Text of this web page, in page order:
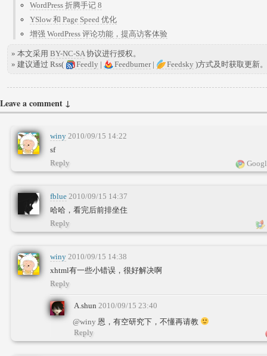
WordPress 折腾手记 8
YSlow 和 Page Speed 优化
增强 WordPress 评论功能，提高访客体验
» 本文采用 BY-NC-SA协议进行授权。
» 建议通过 Rss(
Feedly | Feedburner| Feedsky )方式及时获取更新。
Leave a comment ↓
winy 2010/09/15 14:22
sf
Reply
fblue 2010/09/15 14:37
哈哈，看完后前排坐住
Reply
winy 2010/09/15 14:38
xhtml有一些小错误，很好解决啊
Reply
A.shun 2010/09/15 23:40
@winy 恩，有空研究下，不懂再请教
Reply